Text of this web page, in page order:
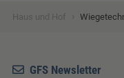
Haus und Hof
GFS Newsletter